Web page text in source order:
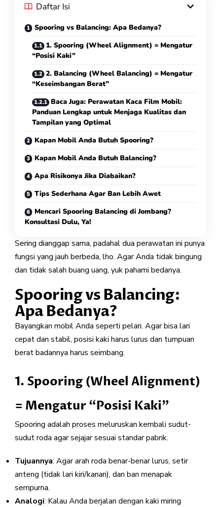
Daftar Isi
Spooring vs Balancing: Apa Bedanya?
1. Spooring (Wheel Alignment) = Mengatur
“Posisi Kaki”
2. Balancing (Wheel Balancing) = Mengatur
“Keseimbangan Berat”
Baca Juga: Perawatan Kaca Film Mobil:
Panduan Lengkap untuk Menjaga Kualitas dan
Tampilan yang Optimal
Kapan Mobil Anda Butuh Spooring?
Kapan Mobil Anda Butuh Balancing?
Apa Risikonya Jika Diabaikan?
Tips Sederhana Agar Ban Lebih Awet
Mencari Spooring Balancing di Jombang?
Konsultasi Dulu, Ya!
Sering dianggap sama, padahal dua perawatan ini punya
fungsi yang jauh berbeda, lho. Agar Anda tidak bingung
dan tidak salah buang uang, yuk pahami bedanya.
Spooring vs Balancing:
Apa Bedanya?
Bayangkan mobil Anda seperti pelari. Agar bisa lari
cepat dan stabil, posisi kaki harus lurus dan tumpuan
berat badannya harus seimbang.
1. Spooring (Wheel Alignment)
= Mengatur “Posisi Kaki”
Spooring adalah proses meluruskan kembali sudut-
sudut roda agar sejajar sesuai standar pabrik.
Tujuannya: Agar arah roda benar-benar lurus, setir
anteng (tidak lari kiri/kanan), dan ban menapak
sempurna.
Analogi: Kalau Anda berjalan dengan kaki miring